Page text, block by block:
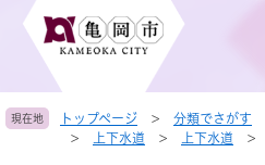
頭
飛現在地 トップページ > 分類でさがす
>
上下水道 > 上下水道 >